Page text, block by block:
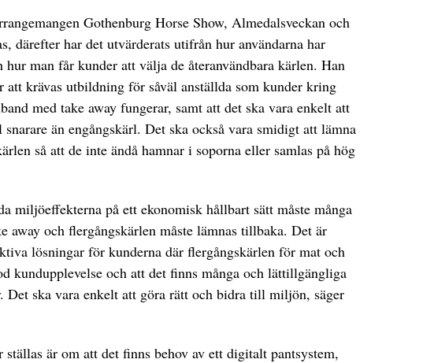
Gothenburg Horse Show, Almedalsveckan och
därefter har det utvärderats utifrån hur användarna har
hur man får kunder att välja de återanvändbara kärlen. Han
att krävas utbildning för såväl anställda som kunder kring
med take away fungerar, samt att det ska vara enkelt att
än engångskärl. Det ska också vara smidigt att lämna
så att de inte ändå hamnar i soporna eller samlas på hög
miljöeffekterna på ett ekonomisk hållbart sätt måste många
away och flergångskärlen måste lämnas tillbaka. Det är
lösningar för kunderna där flergångskärlen för mat och
kundupplevelse och att det finns många och lättillgängliga
Det ska vara enkelt att göra rätt och bidra till miljön, säger
ställas är om att det finns behov av ett digitalt pantsystem,